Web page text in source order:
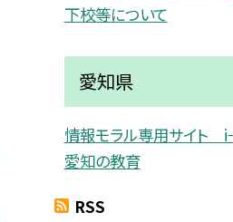
下校等について
愛知県
情報モラル専用サイト
愛知の教育
RSS